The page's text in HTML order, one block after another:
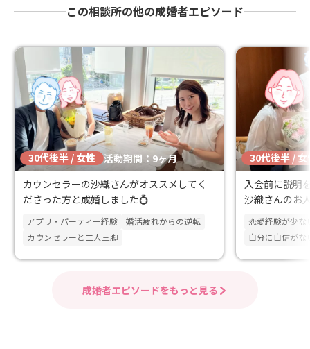
この相談所の他の成婚者エピソード
30代後半 / 女性 活動期間：9ヶ月
カウンセラーの沙織さんがオススメしてく
ださった方と成婚しました💍
アプリ・パーティー経験
婚活疲れからの逆転
カウンセラーと二人三脚
30代後半 / 女
入会前に説明
沙織さんのお
に見ていた
ました
恋愛経験が少な
自分に自信がな
成婚者エピソードをもっと見る